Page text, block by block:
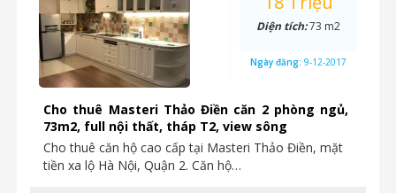
Cho thuê Masteri Thảo Điền căn 2 phòng ngủ,
73m2, full nội thất, tháp T2, view sông
Cho thuê căn hộ cao cấp tại Masteri Thảo Điền, mặt
tiền xa lộ Hà Nội, Quận 2. Căn hộ…
Diện tích:73 m2
Ngày đăng: 9-12-2017